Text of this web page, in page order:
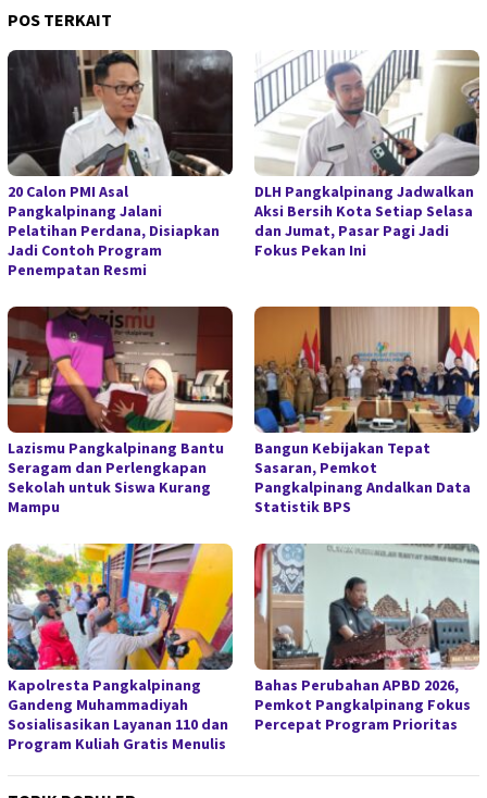
POS TERKAIT
20 Calon PMI Asal
Pangkalpinang Jalani
Pelatihan Perdana, Disiapkan
Jadi Contoh Program
Penempatan Resmi
DLH Pangkalpinang Jadwalkan
Aksi Bersih Kota Setiap Selasa
dan Jumat, Pasar Pagi Jadi
Fokus Pekan Ini
Lazismu Pangkalpinang Bantu
Seragam dan Perlengkapan
Sekolah untuk Siswa Kurang
Mampu
Bangun Kebijakan Tepat
Sasaran, Pemkot
Pangkalpinang Andalkan Data
Statistik BPS
Kapolresta Pangkalpinang
Gandeng Muhammadiyah
Sosialisasikan Layanan 110 dan
Program Kuliah Gratis Menulis
Bahas Perubahan APBD 2026,
Pemkot Pangkalpinang Fokus
Percepat Program Prioritas